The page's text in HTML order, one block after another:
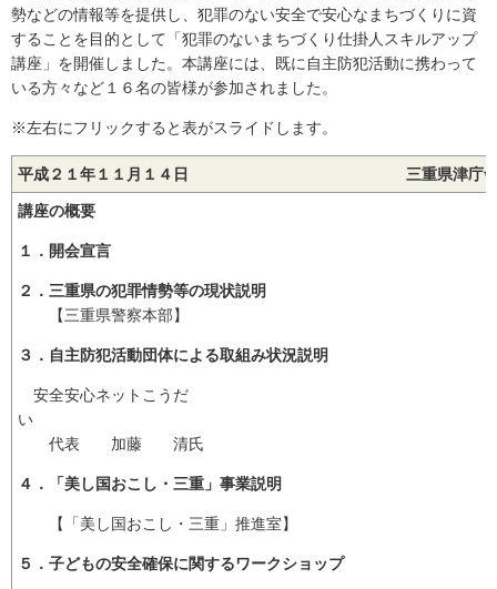
勢などの情報等を提供し、犯罪のない安全で安心なまちづくりに資
することを目的として「犯罪のないまちづくり仕掛人スキルアップ
講座」を開催しました。本講座には、既に自主防犯活動に携わって
いる方々など１６名の皆様が参加されました。
※左右にフリックすると表がスライドします。
平成２１年１１月１４日 三重県津庁舎
講座の概要
１．開会宣言
２．三重県の犯罪情勢等の現状説明
【三重県警察本部】
３．自主防犯活動団体による取組み状況説明
安全安心ネットこうだ
い
代表 加藤 清氏
４．「美し国おこし・三重」事業説明
【「美し国おこし・三重」推進室】
５．子どもの安全確保に関するワークショップ